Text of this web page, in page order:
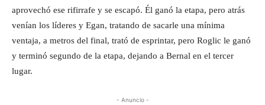
aprovechó ese rifirrafe y se escapó. Él ganó la etapa, pero atrás
venían los líderes y Egan, tratando de sacarle una mínima
ventaja, a metros del final, trató de esprintar, pero Roglic le ganó
y terminó segundo de la etapa, dejando a Bernal en el tercer
lugar.
- Anuncio -